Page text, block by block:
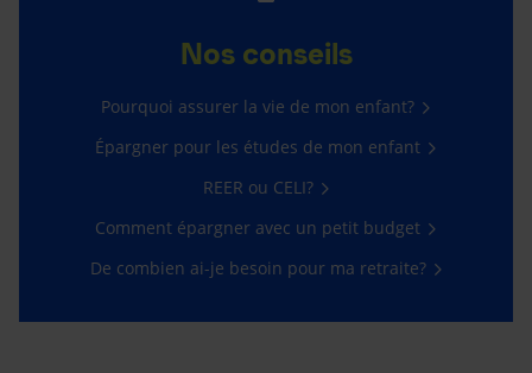
Nos conseils
Pourquoi assurer la vie de mon enfant?
Épargner pour les études de mon enfant
REER ou CELI?
Comment épargner avec un petit budget
De combien ai-je besoin pour ma retraite?